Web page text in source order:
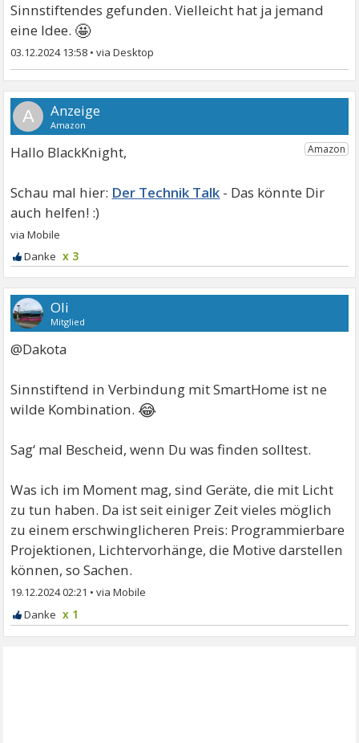
Sinnstiftendes gefunden. Vielleicht hat ja jemand
eine Idee. 🤩
03.12.2024 13:58 •
A
Hallo BlackKnight,
Der Technik Talk
x 3
Oli
Mitglied
@Dakota
Sinnstiftend in Verbindung mit SmartHome ist ne
wilde Kombination. 😂
Sag‘ mal Bescheid, wenn Du was finden solltest.
Was ich im Moment mag, sind Geräte, die mit Licht
zu tun haben. Da ist seit einiger Zeit vieles möglich
zu einem erschwinglicheren Preis: Programmierbare
Projektionen, Lichtervorhänge, die Motive darstellen
können, so Sachen.
19.12.2024 02:21 •
x 1